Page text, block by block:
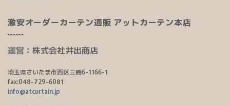
激安オーダーカーテン通販 アットカーテン本店
運営： 株式会社井出商店
埼玉県さいたま市西区三橋6-1166-1
fax:048-729-6081
info@atcurtain.jp